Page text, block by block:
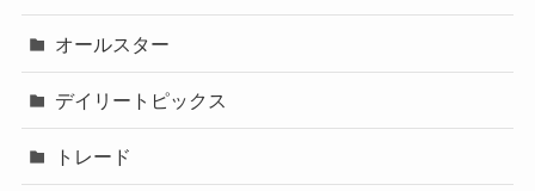
オールスター
デイリートピックス
トレード